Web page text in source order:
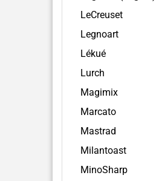
LeCreuset
Legnoart
Lékué
Lurch
Magimix
Marcato
Mastrad
Milantoast
MinoSharp